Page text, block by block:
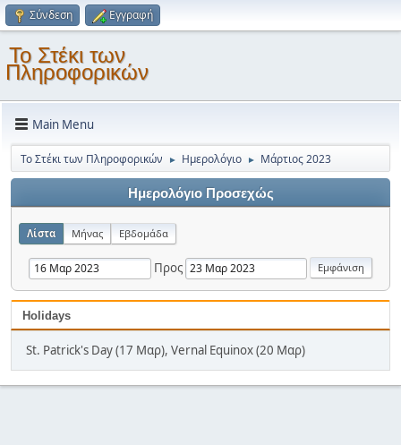
Σύνδεση Εγγραφή
Το Στέκι των
Πληροφορικών
Main Menu
Το Στέκι των Πληροφορικών ► Ημερολόγιο ► Μάρτιος 2023
Ημερολόγιο Προσεχώς
Λίστα Μήνας Εβδομάδα
Προς
Holidays
St. Patrick's Day (17 Μαρ), Vernal Equinox (20 Μαρ)